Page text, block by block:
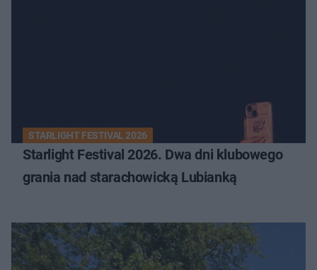
STARLIGHT FESTIVAL 2026
Starlight Festival 2026. Dwa dni klubowego
grania nad starachowicką Lubianką